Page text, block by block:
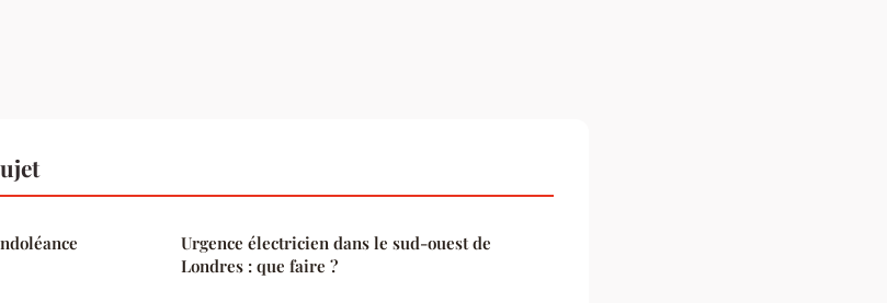
Urgence électricien dans le sud-ouest de
Londres : que faire ?